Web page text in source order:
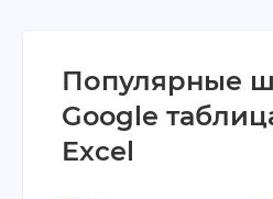
Популярные
Google
Excel